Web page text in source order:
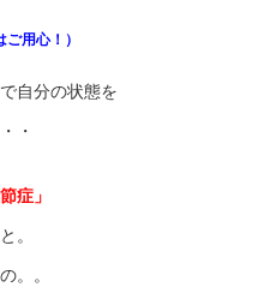
ご用心！）
自分の状態を
・
症」
。
。。